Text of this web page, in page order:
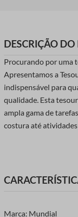
DESCRIÇÃO
Procurando por uma
Apresentamos a
indispensável para
qualidade. Esta
ampla gama de
costura até
Marca: Mundial